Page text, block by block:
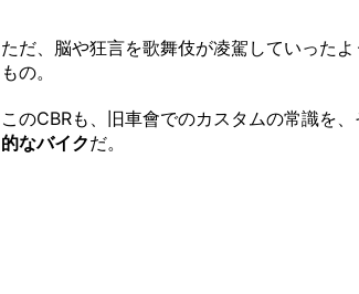
ただ、脳や狂言を歌舞伎が凌駕していった
もの。
このCBRも、旧車會でのカスタムの常識を
的なバイクだ。